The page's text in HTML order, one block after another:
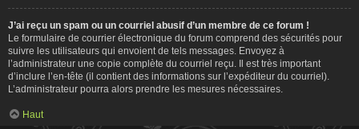
J’ai reçu un spam ou un courriel abusif d’un membre de ce forum !
Le formulaire de courrier électronique du forum comprend des sécurités pour
suivre les utilisateurs qui envoient de tels messages. Envoyez à
l’administrateur une copie complète du courriel reçu. Il est très important
d’inclure l’en-tête (il contient des informations sur l’expéditeur du courriel).
L’administrateur pourra alors prendre les mesures nécessaires.
Haut